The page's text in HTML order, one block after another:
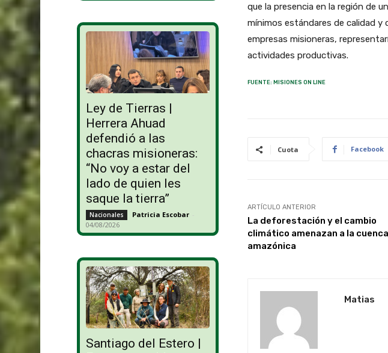
Ley de Tierras |
Herrera Ahuad
defendió a las
chacras misioneras:
“No voy a estar del
lado de quien les
saque la tierra”
Nacionales Patricia Escobar -
04/08/2026
Santiago del Estero |
que la presencia en la región de
mínimos estándares de calidad y
empresas misioneras,
actividades productivas.
FUENTE: MISIONES ON LINE
Cuota Facebook
ARTÍCULO ANTERIOR
La deforestación y el cambio
climático amenazan a la cuenca
amazónica
Matias